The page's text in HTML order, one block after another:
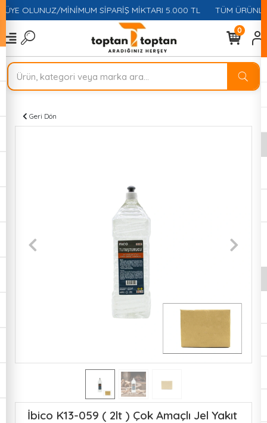
OLUNUZ/MİNİMUM SİPARİŞ MİKTARI 5.000 TL TÜM
0
Geri Dön
İbico K13-059 ( 2lt ) Çok Amaçlı Jel Yakıt